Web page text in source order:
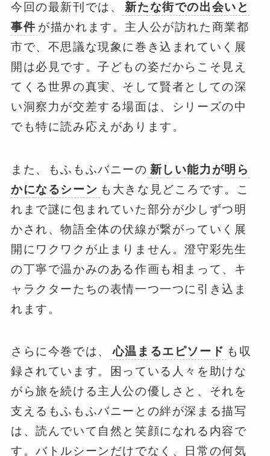
今回の最新刊では、
新たな街での出会いと
事件 が描かれます。主人公が訪れた商業都
市で、不思議な現象に巻き込まれていく展
開は必見です。子どもの姿だからこそ見え
てくる世界の真実、そして賢者としての深
い洞察力が交差する場面は、シリーズの中
でも特に読み応えがあります。
また、もふもふバニーの 新しい能力が明ら
かになるシーン も大きな見どころです。こ
れまで謎に包まれていた部分が少しずつ明
かされ、物語全体の伏線が繋がっていく展
開にワクワクが止まりません。澄守彩先生
の丁寧で温かみのある作画も相まって、キ
ャラクターたちの表情一つ一つに引き込ま
れます。
さらに今巻では、 心温まるエピソード も収
録されています。困っている人々を助けな
がら旅を続ける主人公の優しさと、それを
支えるもふもふバニーとの絆が深まる描写
は、読んでいて自然と笑顔になれる内容で
す。バトルシーンだけでなく、日常の何気